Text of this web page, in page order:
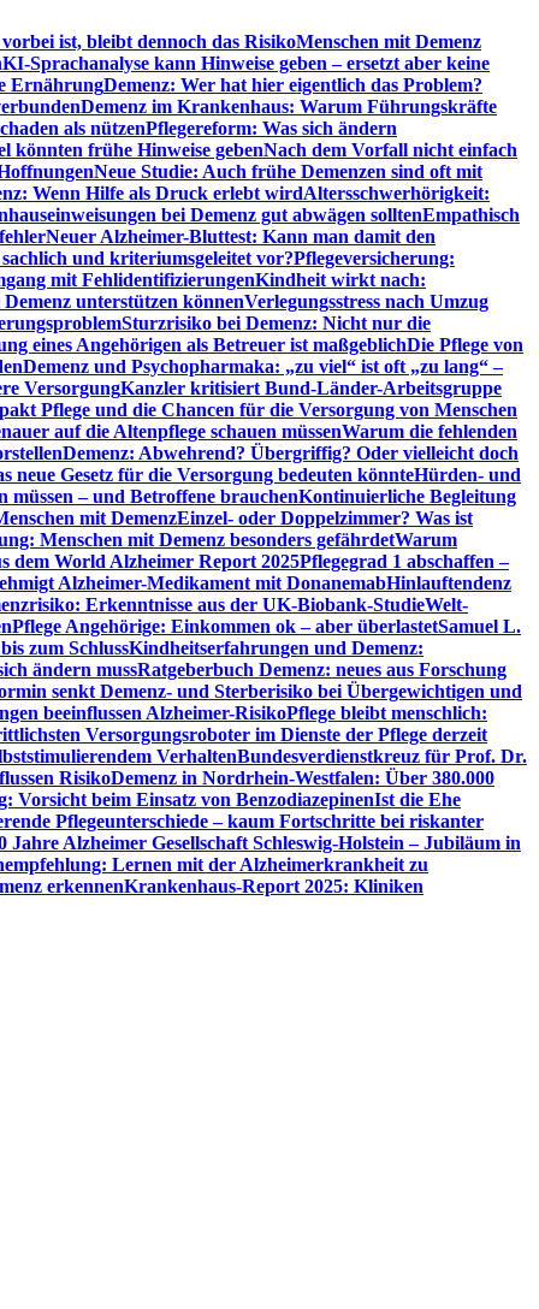
ist, bleibt dennoch das RisikoMenschen mit Demenz
KI-Sprachanalyse kann Hinweise geben – ersetzt aber keine
ErnährungDemenz: Wer hat hier eigentlich das Problem?
Demenz im Krankenhaus: Warum Führungskräfte
als nützenPflegereform: Was sich ändern
könnten frühe Hinweise gebenNach dem Vorfall nicht einfach
Neue Studie: Auch frühe Demenzen sind oft mit
Wenn Hilfe als Druck erlebt wirdAltersschwerhörigkeit:
bei Demenz gut abwägen solltenEmpathisch
Neuer Alzheimer-Bluttest: Kann man damit den
und kriteriumsgeleitet vor?Pflegeversicherung:
mit FehlidentifizierungenKindheit wirkt nach:
unterstützen könnenVerlegungsstress nach Umzug
Sturzrisiko bei Demenz: Nicht nur die
eines Angehörigen als Betreuer ist maßgeblichDie Pflege von
Demenz und Psychopharmaka: „zu viel“ ist oft „zu lang“ –
VersorgungKanzler kritisiert Bund-Länder-Arbeitsgruppe
Pflege und die Chancen für die Versorgung von Menschen
auf die Altenpflege schauen müssenWarum die fehlenden
Demenz: Abwehrend? Übergriffig? Oder vielleicht doch
neue Gesetz für die Versorgung bedeuten könnteHürden- und
– und Betroffene brauchenKontinuierliche Begleitung
mit DemenzEinzel- oder Doppelzimmer? Was ist
Menschen mit Demenz besonders gefährdetWarum
dem World Alzheimer Report 2025Pflegegrad 1 abschaffen –
Alzheimer-Medikament mit DonanemabHinlauftendenz
Erkenntnisse aus der UK-Biobank-StudieWelt-
Pflege Angehörige: Einkommen ok – aber überlastetSamuel L.
zum SchlussKindheitserfahrungen und Demenz:
ändern mussRatgeberbuch Demenz: neues aus Forschung
senkt Demenz- und Sterberisiko bei Übergewichtigen und
beeinflussen Alzheimer-RisikoPflege bleibt menschlich:
Versorgungsroboter im Dienste der Pflege derzeit
VerhaltenBundesverdienstkreuz für Prof. Dr.
RisikoDemenz in Nordrhein-Westfalen: Über 380.000
Vorsicht beim Einsatz von BenzodiazepinenIst die Ehe
Pflegeunterschiede – kaum Fortschritte bei riskanter
Jahre Alzheimer Gesellschaft Schleswig-Holstein – Jubiläum in
Lernen mit der Alzheimerkrankheit zu
erkennenKrankenhaus-Report 2025: Kliniken